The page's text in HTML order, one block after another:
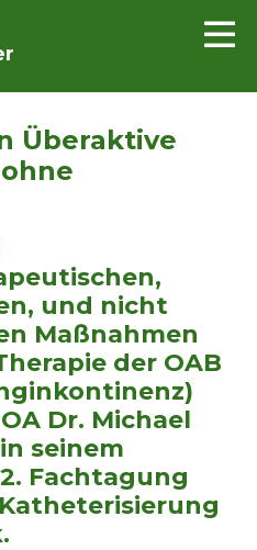
Überaktive
und nicht
Maßnahmen
der OAB
Dr. Michael
seinem
Fachtagung